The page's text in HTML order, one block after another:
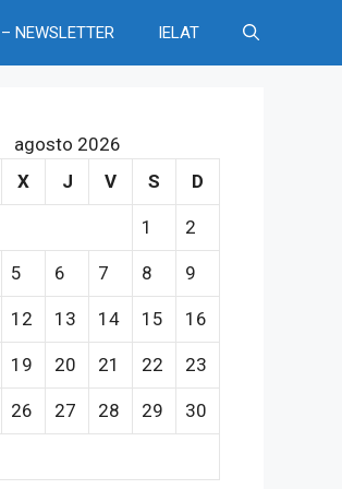
NEWSLETTER IELAT
agosto 2026
X J V S D
1 2
5 6 7 8 9
12 13 14 15 16
19 20 21 22 23
26 27 28 29 30